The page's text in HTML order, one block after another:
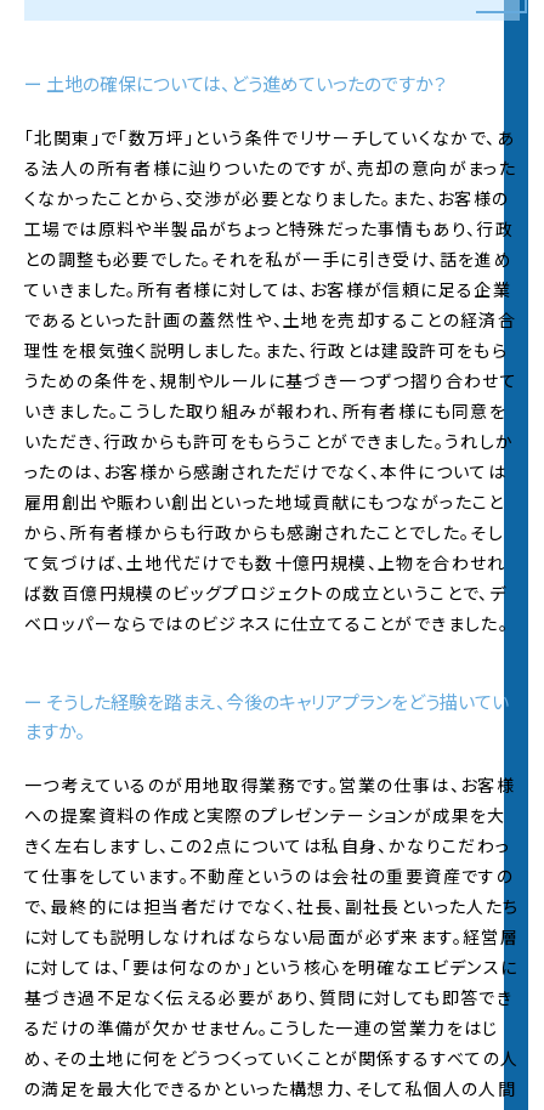
※募集要項は5Daysインターンページをご覧くだ
2021.9.1
インターンシップ過去参加者インタビューページ
を更新しました。2022年入社予定の内定者のイン
タビューを初公開。
2021.9.1
社長インタビューページを更新しました。
企画部長座談会ページを公開しました。変革の時
代において、日鉄興和不動産が会社として目指す
方向は？
2021.6.1
2021年度夏インターンのエントリー受付を開始し
ました。
※詳細は
夏インターンページ をご覧ください
2022年度新卒採用エントリー受付 を開始いたしま
インターンページを公開しました。
2021.3.1
2022年度新卒採用エントリー受付を開始いたしま
した！皆様からのご応募お待ちしております。
2022年度新卒採用エントリー受付を開始いたしま
した！皆様からのご応募お待ちしております。
2021.3.1
社員のインタビュー記事を2本（浜島 ・ 金子
内定
者制作サイト を公開しました。
ー 土地の確保については、どう進めていったのですか？
「北関東」で「数万坪」という条件でリサーチしていくなかで、あ
る法人の所有者様に辿りついたのですが、売却の意向がまった
くなかったことから、交渉が必要となりました。また、お客様の
工場では原料や半製品がちょっと特殊だった事情もあり、行政
との調整も必要でした。それを私が一手に引き受け、話を進め
ていきました。所有者様に対しては、お客様が信頼に足る企業
であるといった計画の蓋然性や、土地を売却することの経済合
理性を根気強く説明しました。また、行政とは建設許可をもら
うための条件を、規制やルールに基づき一つずつ摺り合わせて
いきました。こうした取り組みが報われ、所有者様にも同意を
いただき、行政からも許可をもらうことができました。うれしか
ったのは、お客様から感謝されただけでなく、本件については
雇用創出や賑わい創出といった地域貢献にもつながったこと
から、所有者様からも行政からも感謝されたことでした。そし
て気づけば、土地代だけでも数十億円規模、上物を合わせれ
ば数百億円規模のビッグプロジェクトの成立ということで、デ
ベロッパーならではのビジネスに仕立てることができました。
ー そうした経験を踏まえ、今後のキャリアプランをどう描いてい
ますか。
一つ考えているのが用地取得業務です。営業の仕事は、お客様
への提案資料の作成と実際のプレゼンテーションが成果を大
きく左右しますし、この2点については私自身、かなりこだわっ
て仕事をしています。不動産というのは会社の重要資産ですの
で、最終的には担当者だけでなく、社長、副社長といった人たち
に対しても説明しなければならない局面が必ず来ます。経営層
に対しては、「要は何なのか」という核心を明確なエビデンスに
基づき過不足なく伝える必要があり、質問に対しても即答でき
るだけの準備が欠かせません。こうした一連の営業力をはじ
め、その土地に何をどうつくっていくことが関係するすべての人
の満足を最大化できるかといった構想力、そして私個人の人間